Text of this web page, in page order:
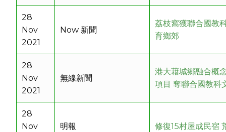
28
Nov
2021
Now 新聞
荔枝窩獲聯合國教
育鄉郊
28
Nov
2021
無線新聞
港大藉城鄉融合概
項目 奪聯合國教科
28
Nov
明報 修復15村屋成民宿